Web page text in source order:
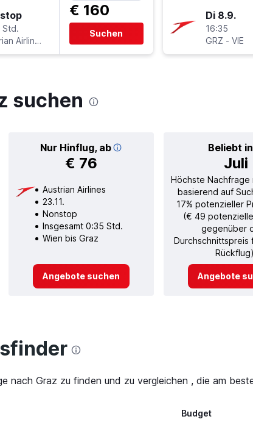
Austrian Airlines
€ 160
Suchen
Di 8.9.
16:35
GRZ - VIE
suchen
Nur Hinflug, ab
€ 76
Beliebt in
Juli
Austrian Airlines
23.11.
Nonstop
Insgesamt 0:35 Std.
Wien bis Graz
Angebote suchen
Höchste Nachfrage
basierend auf
17% potenzieller
(€ 49
gegenüber
Durchschnittspreis
Angebote
nach Graz zu finden und zu vergleichen , die am
Budget